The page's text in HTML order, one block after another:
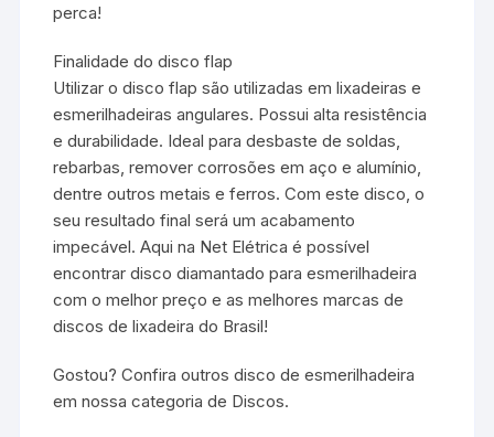
perca!
Finalidade do disco flap
Utilizar o disco flap são utilizadas em lixadeiras e
esmerilhadeiras angulares. Possui alta resistência
e durabilidade. Ideal para desbaste de soldas,
rebarbas, remover corrosões em aço e alumínio,
dentre outros metais e ferros. Com este disco, o
seu resultado final será um acabamento
impecável. Aqui na Net Elétrica é possível
encontrar disco diamantado para esmerilhadeira
com o melhor preço e as melhores marcas de
discos de lixadeira do Brasil!
Gostou? Confira outros disco de esmerilhadeira
em nossa categoria de Discos.